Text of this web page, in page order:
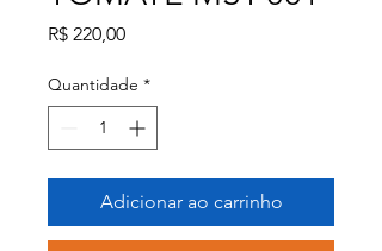
R$ 220,00Preço
Quantidade *
Adicionar ao carrinho